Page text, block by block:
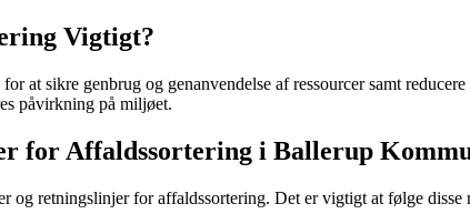
Vigtigt?
at sikre genbrug og genanvendelse af ressourcer samt
påvirkning på miljøet.
for Affaldssortering i Ballerup
og retningslinjer for affaldssortering. Det er vigtigt at følge